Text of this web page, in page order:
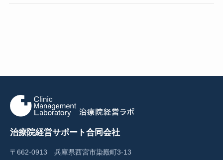
治療院経営サポート合同会社
〒662-0913 兵庫県西宮市染殿町3-13